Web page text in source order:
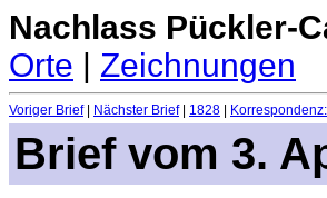
Nachlass Pückler-
Orte | Zeichnungen
Voriger Brief| Nächster Brief| 1828
Brief vom 3.